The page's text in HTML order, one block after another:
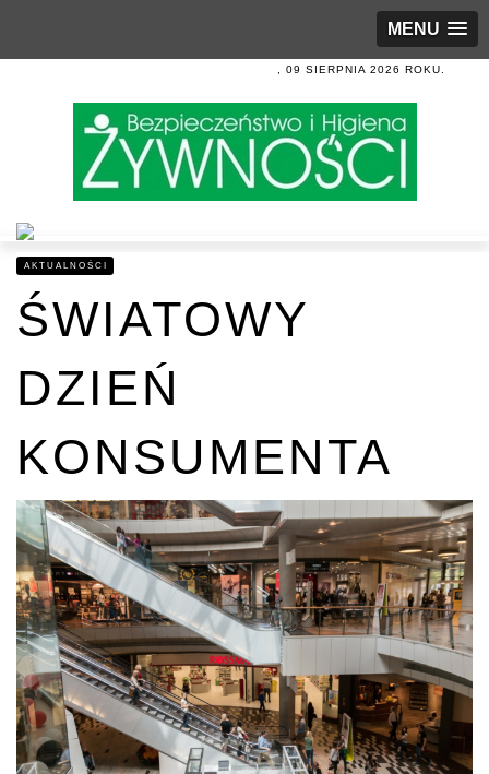
MENU
, 09 SIERPNIA 2026 ROKU.
AKTUALNOŚCI
ŚWIATOWY
DZIEŃ
KONSUMENTA